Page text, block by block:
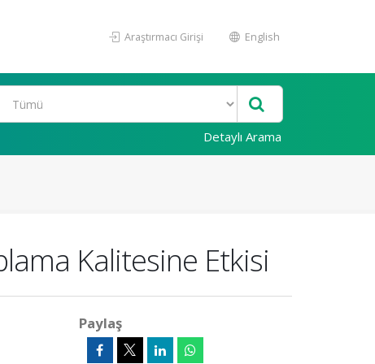
Araştırmacı Girişi English
Detaylı Arama
Kalitesine Etkisi
Paylaş